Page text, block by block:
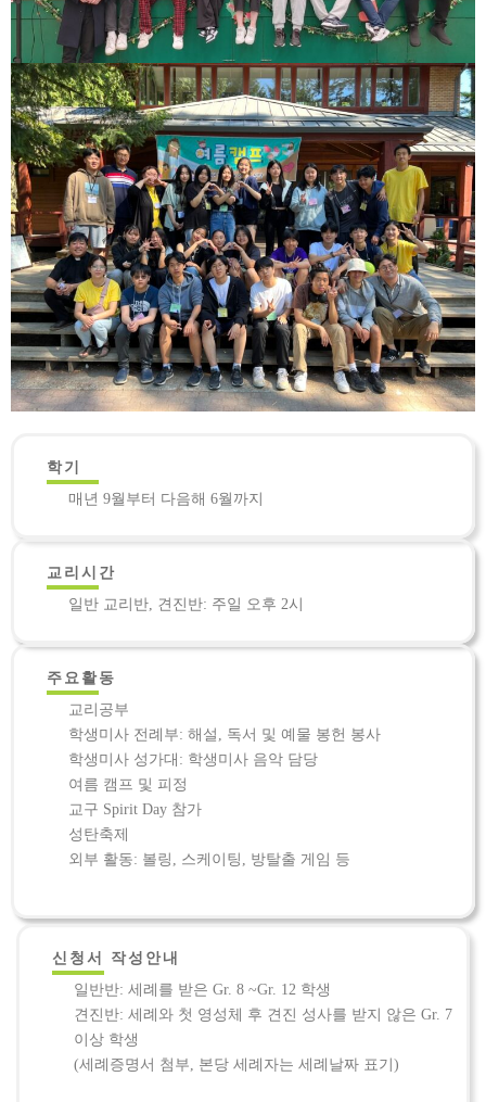
학기
매년 9월부터 다음해 6월까지
교리시간
일반 교리반, 견진반: 주일 오후 2시
주요활동
교리공부
학생미사 전례부: 해설, 독서 및 예물 봉헌 봉사
학생미사 성가대: 학생미사 음악 담당
여름 캠프 및 피정
교구 Spirit Day 참가
성탄축제
외부 활동: 볼링, 스케이팅, 방탈출 게임 등
신청서 작성안내
일반반: 세례를 받은 Gr. 8 ~Gr. 12 학생
견진반: 세례와 첫 영성체 후 견진 성사를 받지 않은 Gr. 7
이상 학생
(세례증명서 첨부, 본당 세례자는 세례날짜 표기)